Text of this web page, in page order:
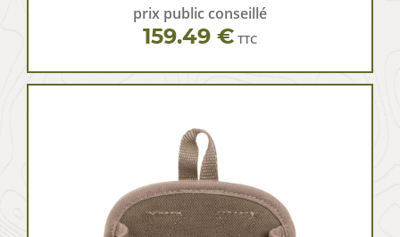
prix public conseillé
159.49 € TTC